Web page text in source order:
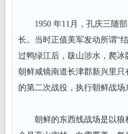
1950 年11月，孔庆三随部
长。当时正值美军发动所谓“
过鸭绿江后，跋山涉水，爬
朝鲜咸镜南道长津郡新兴里
的第二次战役，执行朝鲜战场
朝鲜的东西线战场是以狼